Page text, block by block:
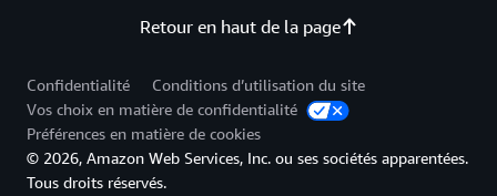
Retour en haut de la page
Confidentialité
Conditions d’utilisation du site
Vos choix en matière de confidentialité
Préférences en matière de cookies
© 2026, Amazon Web Services, Inc. ou ses sociétés apparentées.
Tous droits réservés.